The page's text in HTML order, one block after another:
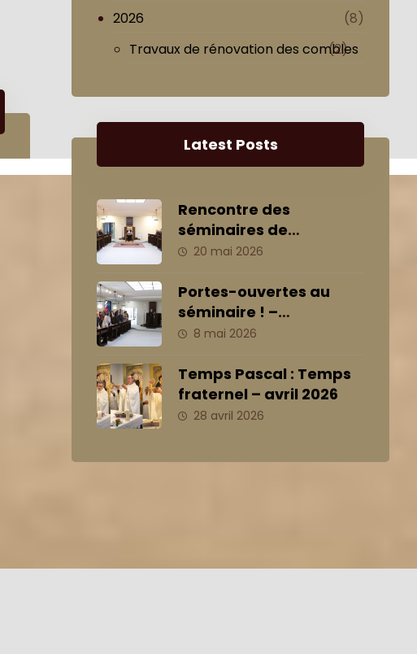
2026
(8)
Travaux de rénovation des combles
(2)
Latest Posts
Rencontre des
séminaires de
Strasbourg avec notre
Delannoy – 20/05/2026
20 mai 2026
Portes-ouvertes au
séminaire ! –
08/05/2026
8 mai 2026
Temps Pascal : Temps
fraternel – avril 2026
28 avril 2026